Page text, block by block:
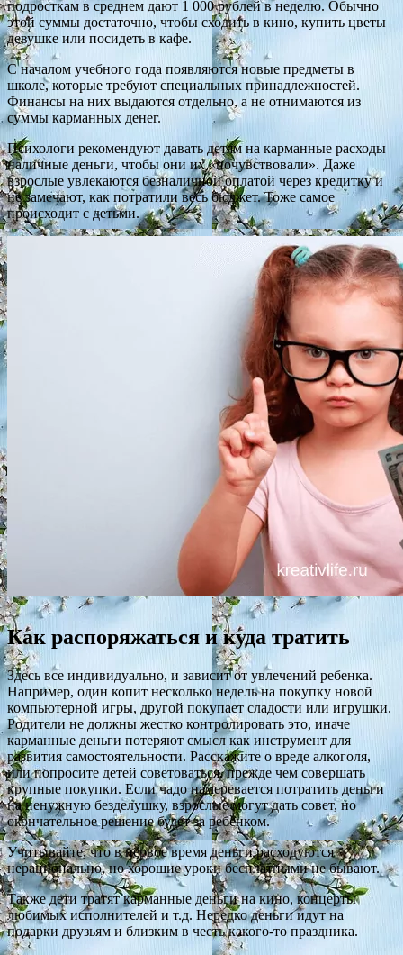
подросткам в среднем дают 1 000 рублей в неделю. Обычно
этой суммы достаточно, чтобы сходить в кино, купить цветы
девушке или посидеть в кафе.
С началом учебного года появляются новые предметы в
школе, которые требуют специальных принадлежностей.
Финансы на них выдаются отдельно, а не отнимаются из
суммы карманных денег.
Психологи рекомендуют давать детям на карманные расходы
наличные деньги, чтобы они их «почувствовали». Даже
взрослые увлекаются безналичной оплатой через кредитку и
не замечают, как потратили весь бюджет. Тоже самое
происходит с детьми.
Как распоряжаться и куда тратить
Здесь все индивидуально, и зависит от увлечений ребенка.
Например, один копит несколько недель на покупку новой
компьютерной игры, другой покупает сладости или игрушки.
Родители не должны жестко контролировать это, иначе
карманные деньги потеряют смысл как инструмент для
развития самостоятельности. Расскажите о вреде алкоголя,
или попросите детей советоваться, прежде чем совершать
крупные покупки. Если чадо намеревается потратить деньги
на ненужную безделушку, взрослые могут дать совет, но
окончательное решение будет за ребенком.
Учитывайте, что в первое время деньги расходуются
нерационально, но хорошие уроки бесплатными не бывают.
Также дети тратят карманные деньги на кино, концерты
любимых исполнителей и т.д. Нередко деньги идут на
подарки друзьям и близким в честь какого-то праздника.